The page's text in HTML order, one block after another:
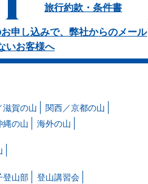
旅行約款・条件書
申し込みで、弊社からのメール
いお客様へ
滋賀の山
関西／京都の山
縄の山 海外の山
登山部
登山講習会